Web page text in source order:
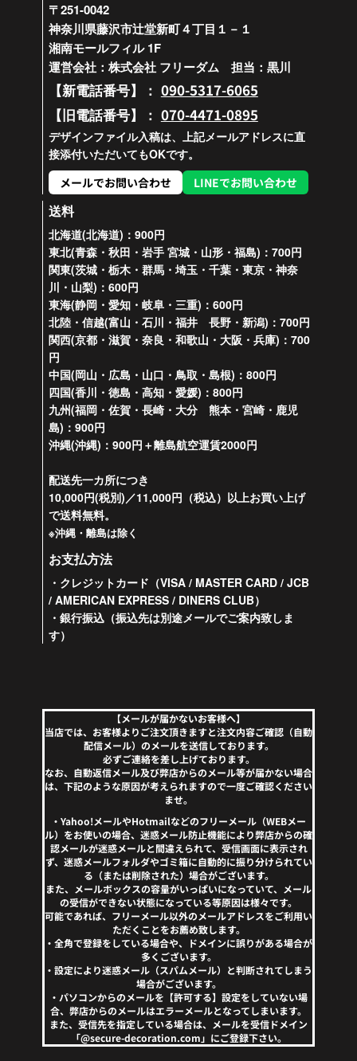
〒251-0042
神奈川県藤沢市辻堂新町４丁目１－１
湘南モールフィル 1F
運営会社：株式会社 フリーダム 担当：黒川
【新電話番号】： 090-5317-6065
【旧電話番号】： 070-4471-0895
デザインファイル入稿は、上記メールアドレスに直
接添付いただいてもOKです。
メールでお問い合わせ
LINEでお問い合わせ
送料
北海道(北海道)：900円
東北(青森・秋田・岩手 宮城・山形・福島)：700円
関東(茨城・栃木・群馬・埼玉・千葉・東京・神奈
川・山梨)：600円
東海(静岡・愛知・岐阜・三重)：600円
北陸・信越(富山・石川・福井 長野・新潟)：700円
関西(京都・滋賀・奈良・和歌山・大阪・兵庫)：700
円
中国(岡山・広島・山口・鳥取・島根)：800円
四国(香川・徳島・高知・愛媛)：800円
九州(福岡・佐賀・長崎・大分 熊本・宮崎・鹿児
島)：900円
沖縄(沖縄)：900円＋離島航空運賃2000円
配送先一カ所につき
10,000円(税別)／11,000円（税込）以上お買い上げ
で送料無料。
※沖縄・離島は除く
お支払方法
・クレジットカード（VISA / MASTER CARD / JCB
/ AMERICAN EXPRESS / DINERS CLUB）
・銀行振込（振込先は別途メールでご案内致しま
す）
【メールが届かないお客様へ】
当店では、お客様よりご注文頂きますと注文内容ご確認（自動
配信メール）のメールを送信しております。
必ずご連絡を差し上げております。
なお、自動返信メール及び弊店からのメール等が届かない場合
は、下記のような原因が考えられますので一度ご確認ください
ませ。
・Yahoo!メールやHotmailなどのフリーメール（WEBメー
ル）をお使いの場合、迷惑メール防止機能により弊店からの確
認メールが迷惑メールと間違えられて、受信画面に表示され
ず、迷惑メールフォルダやゴミ箱に自動的に振り分けられてい
る（または削除された）場合がございます。
また、メールボックスの容量がいっぱいになっていて、メール
の受信ができない状態になっている等原因は様々です。
可能であれば、フリーメール以外のメールアドレスをご利用い
ただくことをお薦め致します。
・全角で登録をしている場合や、ドメインに誤りがある場合が
多くございます。
・設定により迷惑メール（スパムメール）と判断されてしまう
場合がございます。
・パソコンからのメールを【許可する】設定をしていない場
合、弊店からのメールはエラーメールとなってしまいます。
また、受信先を指定している場合は、メールを受信ドメイン
「@secure-decoration.com」にご登録下さい。